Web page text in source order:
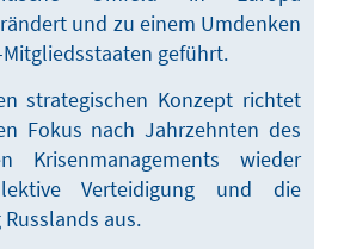
und zu einem Umdenken
Mitgliedsstaaten geführt.
strategischen Konzept richtet
Fokus nach Jahrzehnten des
Krisenmanagements wieder
Verteidigung und die
aus.